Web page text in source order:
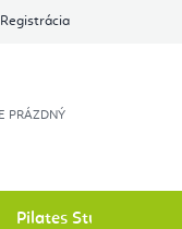
Registrácia
Pilates Studio